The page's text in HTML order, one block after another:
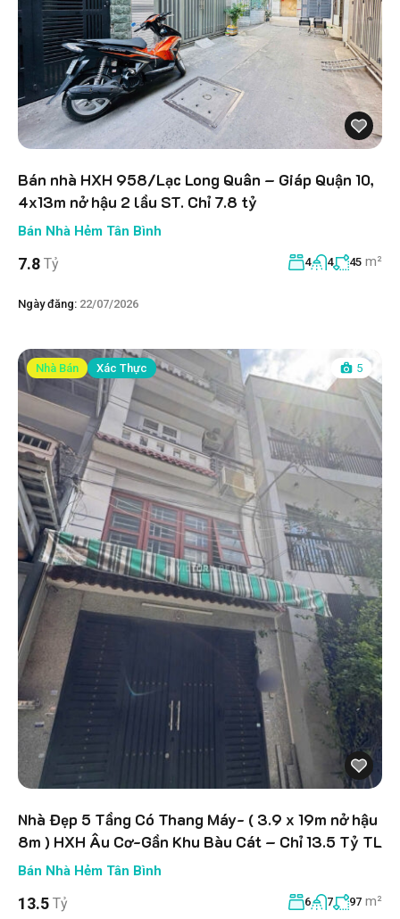
Bán nhà HXH 958/Lạc Long Quân – Giáp Quận 10,
4x13m nở hậu 2 lầu ST. Chỉ 7.8 tỷ
Bán Nhà Hẻm Tân Bình
7.8 Tỷ 4 4 45 m²
Ngày đăng: 22/07/2026
Nhà Bán Xác Thực 5
Nhà Đẹp 5 Tầng Có Thang Máy- ( 3.9 x 19m nở hậu
8m ) HXH Âu Cơ-Gần Khu Bàu Cát – Chỉ 13.5 Tỷ TL
Bán Nhà Hẻm Tân Bình
13.5 Tỷ 6 7 97 m²